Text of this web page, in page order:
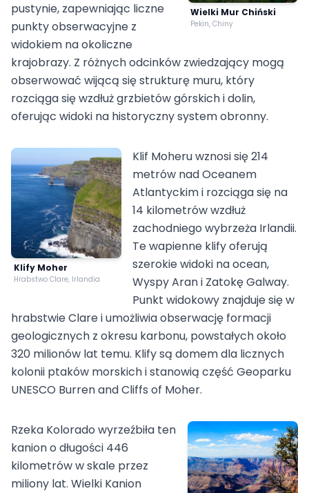
Wielki Mur Chiński
Pekin, Chiny
pustynie, zapewniając liczne
punkty obserwacyjne z
widokiem na okoliczne
krajobrazy. Z różnych odcinków zwiedzający mogą
obserwować wijącą się strukturę muru, który
rozciąga się wzdłuż grzbietów górskich i dolin,
oferując widoki na historyczny system obronny.
Klify Moher
Hrabstwo Clare, Irlandia
Klif Moheru wznosi się 214
metrów nad Oceanem
Atlantyckim i rozciąga się na
14 kilometrów wzdłuż
zachodniego wybrzeża Irlandii.
Te wapienne klify oferują
szerokie widoki na ocean,
Wyspy Aran i Zatokę Galway.
Punkt widokowy znajduje się w
hrabstwie Clare i umożliwia obserwację formacji
geologicznych z okresu karbonu, powstałych około
320 milionów lat temu. Klify są domem dla licznych
kolonii ptaków morskich i stanowią część Geoparku
UNESCO Burren and Cliffs of Moher.
Rzeka Kolorado wyrzeźbiła ten
kanion o długości 446
kilometrów w skale przez
miliony lat. Wielki Kanion